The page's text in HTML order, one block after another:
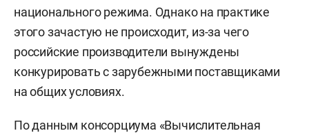
национального режима. Однако на практике
этого зачастую не происходит, из-за чего
российские производители вынуждены
конкурировать с зарубежными поставщиками
на общих условиях.
По данным консорциума «Вычислительная